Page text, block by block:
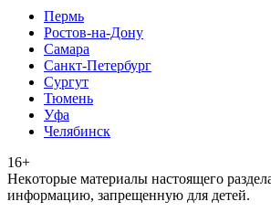
Пермь
Ростов-на-Дону
Самара
Санкт-Петербург
Сургут
Тюмень
Уфа
Челябинск
16+
Heкoтopыe мaтepиaлы нacтoящего
инфopмaцию, зaпpeщeнную для дeтeй.